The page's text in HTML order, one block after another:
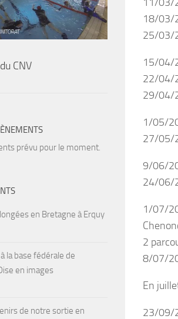
18/03/
25/03/
15/04/
22/04/
29/04/
1/05/
27/05/
9/06/
24/06/
1/07/
2
8/07/
En
23/09/
CNV
prévu pour le moment.
en Bretagne à Erquy
la base fédérale de
en images
de notre sortie en